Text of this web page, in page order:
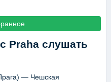
Praha слушать
— Чешская